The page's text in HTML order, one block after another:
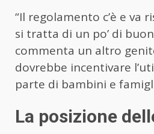
“Il regolamento c’è e va
si tratta di un po’ di
commenta un altro
dovrebbe incentivare
parte di bambini e
La posizione